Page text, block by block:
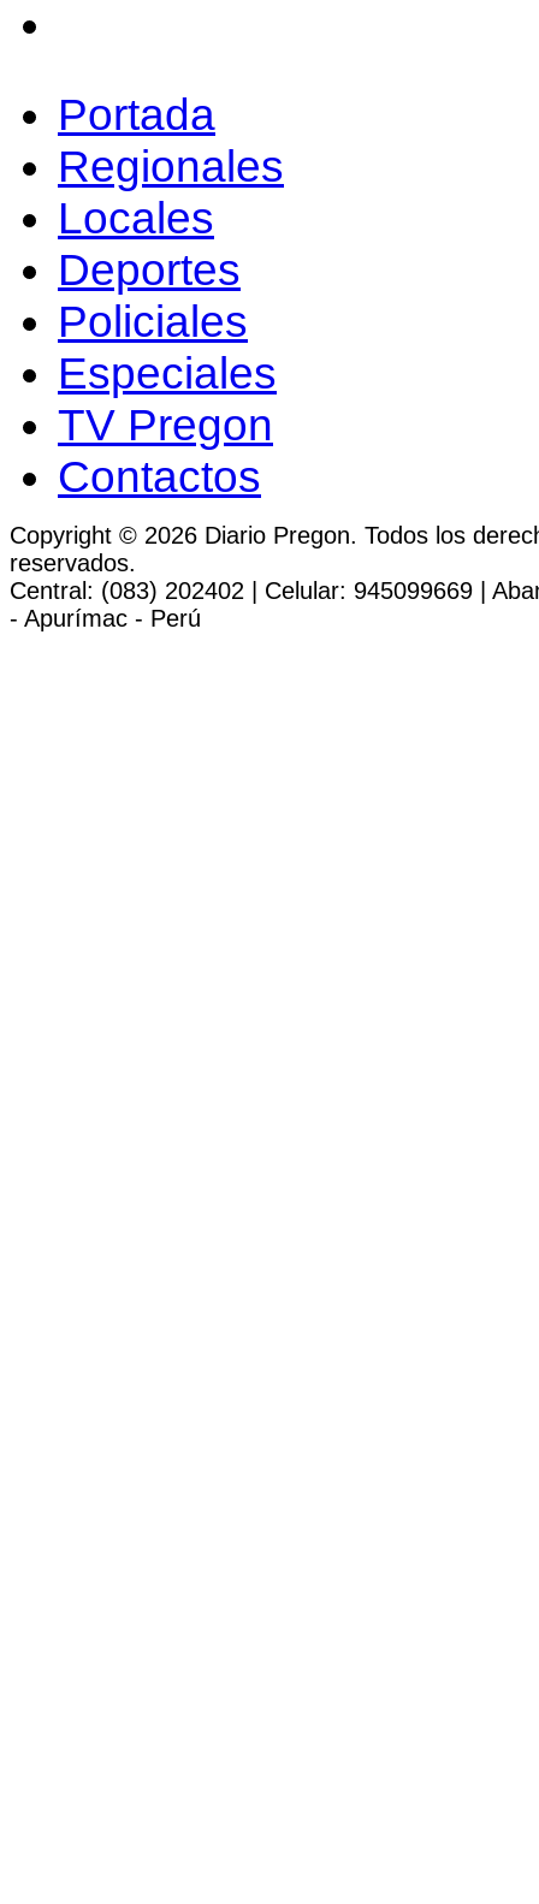
Portada
Regionales
Locales
Deportes
Policiales
Especiales
TV Pregon
Contactos
Copyright © 2026 Diario Pregon. Todos los
reservados.
Central: (083) 202402 | Celular: 945099669 |
- Apurímac - Perú